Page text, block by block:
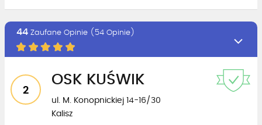
44 Zaufane Opinie (54 Opinie)
2
OSK KUŚWIK
ul. M. Konopnickiej 14-16/30
Kalisz